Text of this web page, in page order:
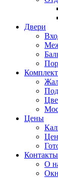
Двери
Цены
Контакты
О